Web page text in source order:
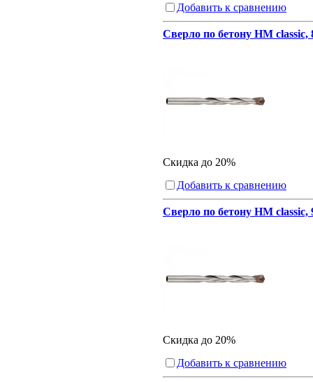
Добавить к сравнению
Сверло по бетону HM
Скидка до 20%
Добавить к сравнению
Сверло по бетону HM
Скидка до 20%
Добавить к сравнению